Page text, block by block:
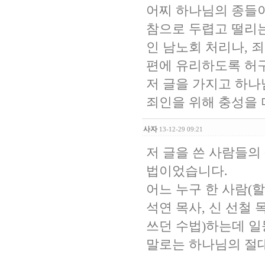
어찌 하나님의 종들
참으로 두렵고 떨리
인 남노회 처리나,
편에 유리하도록 허
저 글을 가지고 하
죄인을 위해 충성을
사자 13-12-29 09:21
저 글을 쓴 사람들
법이었습니다.
어느 누구 한 사람(
석연 목사, 신 선철
쓰던 수법)하는데
말로는 하나님의 절